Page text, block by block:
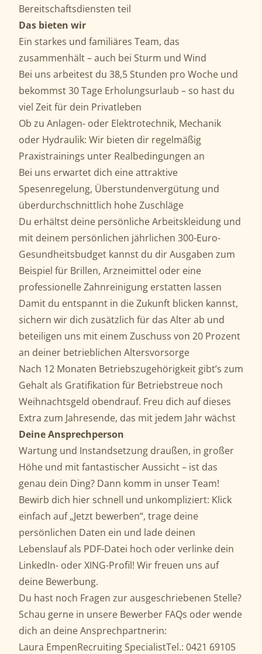
Bereitschaftsdiensten teil
Das bieten wir
Ein starkes und familiäres Team, das
zusammenhält – auch bei Sturm und Wind
Bei uns arbeitest du 38,5 Stunden pro Woche und
bekommst 30 Tage Erholungsurlaub – so hast du
viel Zeit für dein Privatleben
Ob zu Anlagen- oder Elektrotechnik, Mechanik
oder Hydraulik: Wir bieten dir regelmäßig
Praxistrainings unter Realbedingungen an
Bei uns erwartet dich eine attraktive
Spesenregelung, Überstundenvergütung und
überdurchschnittlich hohe Zuschläge
Du erhältst deine persönliche Arbeitskleidung und
mit deinem persönlichen jährlichen 300-Euro-
Gesundheitsbudget kannst du dir Ausgaben zum
Beispiel für Brillen, Arzneimittel oder eine
professionelle Zahnreinigung erstatten lassen
Damit du entspannt in die Zukunft blicken kannst,
sichern wir dich zusätzlich für das Alter ab und
beteiligen uns mit einem Zuschuss von 20 Prozent
an deiner betrieblichen Altersvorsorge
Nach 12 Monaten Betriebszugehörigkeit gibt’s zum
Gehalt als Gratifikation für Betriebstreue noch
Weihnachtsgeld obendrauf. Freu dich auf dieses
Extra zum Jahresende, das mit jedem Jahr wächst
Deine Ansprechperson
Wartung und Instandsetzung draußen, in großer
Höhe und mit fantastischer Aussicht – ist das
genau dein Ding? Dann komm in unser Team!
Bewirb dich hier schnell und unkompliziert: Klick
einfach auf „Jetzt bewerben“, trage deine
persönlichen Daten ein und lade deinen
Lebenslauf als PDF-Datei hoch oder verlinke dein
LinkedIn- oder XING-Profil! Wir freuen uns auf
deine Bewerbung.
Du hast noch Fragen zur ausgeschriebenen Stelle?
Schau gerne in unsere Bewerber FAQs oder wende
dich an deine Ansprechpartnerin:
Laura EmpenRecruiting SpecialistTel.: 0421 69105